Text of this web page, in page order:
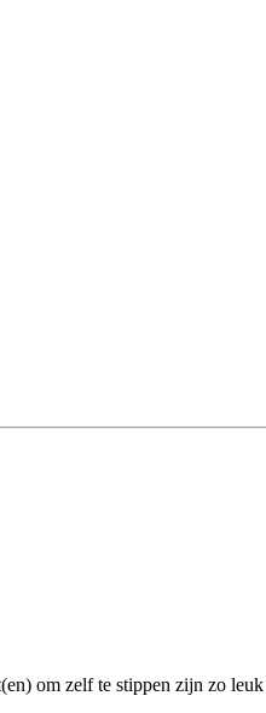
om zelf te stippen zijn zo